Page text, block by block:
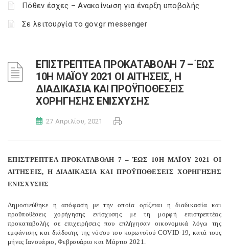
Πόθεν έσχες – Ανακοίνωση για έναρξη υποβολής
Σε λειτουργία το gov.gr messenger
ΕΠΙΣΤΡΕΠΤΕΑ ΠΡΟΚΑΤΑΒΟΛΗ 7 – ΈΩΣ
10Η ΜΑΪΟΥ 2021 ΟΙ ΑΙΤΗΣΕΙΣ, Η
ΔΙΑΔΙΚΑΣΙΑ ΚΑΙ ΠΡΟΫΠΟΘΕΣΕΙΣ
ΧΟΡΗΓΗΣΗΣ ΕΝΙΣΧΥΣΗΣ
27 Απριλίου, 2021
ΕΠΙΣΤΡΕΠΤΕΑ ΠΡΟΚΑΤΑΒΟΛΗ 7 – ΈΩΣ 10Η ΜΑΪΟΥ 2021 ΟΙ
ΑΙΤΗΣΕΙΣ, Η ΔΙΑΔΙΚΑΣΙΑ ΚΑΙ ΠΡΟΫΠΟΘΕΣΕΙΣ ΧΟΡΗΓΗΣΗΣ
ΕΝΙΣΧΥΣΗΣ
Δημοσιεύθηκε η απόφαση με την οποία ορίζεται η διαδικασία και
προϋποθέσεις χορήγησης ενίσχυσης με τη μορφή επιστρεπτέας
προκαταβολής σε επιχειρήσεις που επλήγησαν οικονομικά λόγω της
εμφάνισης και διάδοσης της νόσου του κορωνοϊού COVID-19, κατά τους
μήνες Ιανουάριο, Φεβρουάριο και Μάρτιο 2021.